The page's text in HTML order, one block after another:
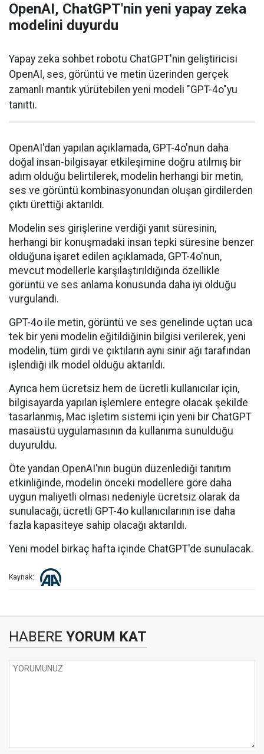
OpenAI, ChatGPT'nin yeni yapay zeka
modelini duyurdu
Yapay zeka sohbet robotu ChatGPT'nin geliştiricisi
OpenAI, ses, görüntü ve metin üzerinden gerçek
zamanlı mantık yürütebilen yeni modeli "GPT-4o"yu
tanıttı.
OpenAI'dan yapılan açıklamada, GPT-4o'nun daha
doğal insan-bilgisayar etkileşimine doğru atılmış bir
adım olduğu belirtilerek, modelin herhangi bir metin,
ses ve görüntü kombinasyonundan oluşan girdilerden
çıktı ürettiği aktarıldı.
Modelin ses girişlerine verdiği yanıt süresinin,
herhangi bir konuşmadaki insan tepki süresine benzer
olduğuna işaret edilen açıklamada, GPT-4o'nun,
mevcut modellerle karşılaştırıldığında özellikle
görüntü ve ses anlama konusunda daha iyi olduğu
vurgulandı.
GPT-4o ile metin, görüntü ve ses genelinde uçtan uca
tek bir yeni modelin eğitildiğinin bilgisi verilerek, yeni
modelin, tüm girdi ve çıktıların aynı sinir ağı tarafından
işlendiği ilk model olduğu aktarıldı.
Ayrıca hem ücretsiz hem de ücretli kullanıcılar için,
bilgisayarda yapılan işlemlere entegre olacak şekilde
tasarlanmış, Mac işletim sistemi için yeni bir ChatGPT
masaüstü uygulamasının da kullanıma sunulduğu
duyuruldu.
Öte yandan OpenAI'nın bugün düzenlediği tanıtım
etkinliğinde, modelin önceki modellere göre daha
uygun maliyetli olması nedeniyle ücretsiz olarak da
sunulacağı, ücretli GPT-4o kullanıcılarının ise daha
fazla kapasiteye sahip olacağı aktarıldı.
Yeni model birkaç hafta içinde ChatGPT'de sunulacak.
Kaynak:
HABERE YORUM KAT